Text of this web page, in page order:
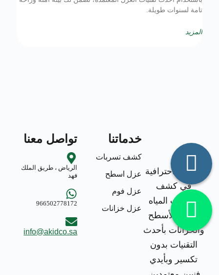
تامة لسنوات طويلة.
المزيد
خدمات احترافية
في كشف
تسربات المياه
وعزل الأسطح
والخزانات بأحدث
التقنيات بدون
تكسير وبأيدي
خدماتنا
كشف تسربات
عزل اسطح
عزل فوم
عزل خزانات
تواصل معنا
الرياض ، طريق الملك
فهد
966502778172
info@akidco.sa